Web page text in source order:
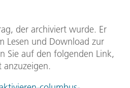
der archiviert wurde. Er
Lesen und Download zur
Sie auf den folgenden Link,
anzuzeigen.